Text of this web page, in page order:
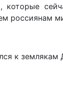
россиянам
к землякам